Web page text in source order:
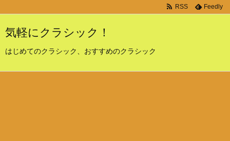
気軽にクラシック！
はじめてのクラシック、おすすめのクラシック
RSS Feedly